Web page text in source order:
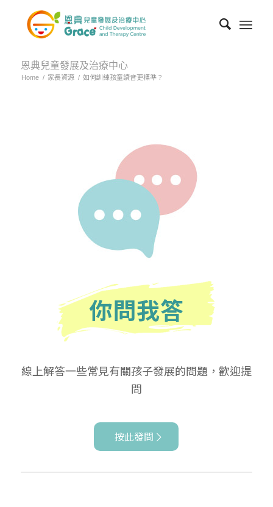
恩典兒童發展及治療中心
Home / 家長資源 / 如何訓練孩童讀音更標準？
你問我答
線上解答一些常見有關孩子發展的問題，歡迎提
問
按此發問